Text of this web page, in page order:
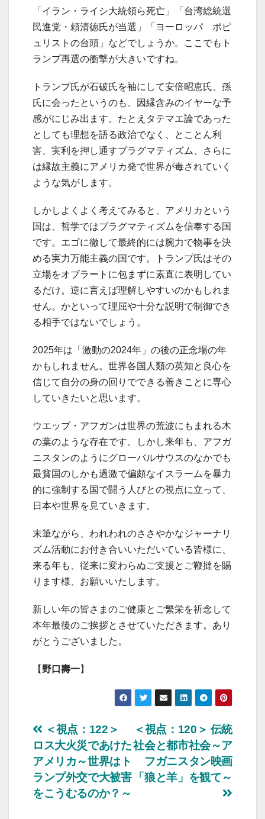
「イラン・ライシ大統領ら死亡」「台湾総統選
民進党・頼清徳氏が当選」「ヨーロッパ ポピ
ュリストの台頭」などでしょうか。ここでもト
ランプ再選の衝撃が大きいですね。
トランプ氏が石破氏を袖にして安倍昭恵氏、孫
氏に会ったというのも、因縁含みのイヤーな予
感がにじみ出ます。たとえタテマエ論であった
としても理想を語る政治でなく、とことん利
害、実利を押し通すプラグマティズム、さらに
は縁故主義にアメリカ発で世界が毒されていく
ような気がします。
しかしよくよく考えてみると、アメリカという
国は、哲学ではプラグマティズムを信奉する国
です。エゴに徹して最終的には腕力で物事を決
める実力万能主義の国です。トランプ氏はその
立場をオブラートに包まずに素直に表明してい
るだけ。逆に言えば理解しやすいのかもしれま
せん。かといって理屈や十分な説明で制御でき
る相手ではないでしょう。
2025年は「激動の2024年」の後の正念場の年
かもしれません。世界各国人類の英知と良心を
信じて自分の身の回りでできる善きことに専心
していきたいと思います。
ウエッブ・アフガンは世界の荒波にもまれる木
の葉のような存在です。しかし来年も、アフガ
ニスタンのようにグローバルサウスのなかでも
最貧国のしかも過激で偏頗なイスラームを暴力
的に強制する国で闘う人びとの視点に立って、
日本や世界を見ていきます。
末筆ながら、われわれのささやかなジャーナリ
ズム活動にお付き合いいただいている皆様に、
来る年も、従来に変わらぬご支援とご鞭撻を賜
ります様、お願いいたします。
新しい年の皆さまのご健康とご繁栄を祈念して
本年最後のご挨拶とさせていただきます。あり
がとうございました。
【 野口壽一】
投
稿
ナ
ビ
＜視点：120＞ 伝統
社会と都市社会～ア
フガニスタン映画
「狼と羊」を観て～
＜視点：122＞
ロス大火災であけた
アメリカ～世界はト
ランプ外交で大被害
をこうむるのか？～